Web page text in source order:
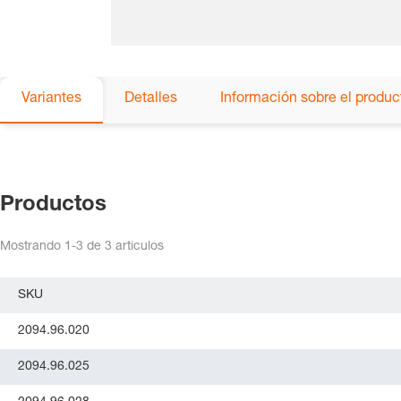
Variantes Detalles Información sobre el
Productos
Mostrando 1-3 de 3 artículos
SKU
2094.96.020
2094.96.025